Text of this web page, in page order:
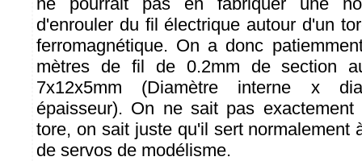
d'enrouler du fil électrique autour d'un
ferromagnétique. On a donc
mètres de fil de 0.2mm de section
7x12x5mm (Diamètre interne x
épaisseur). On ne sait pas
tore, on sait juste qu'il sert normalement
de servos de modélisme.